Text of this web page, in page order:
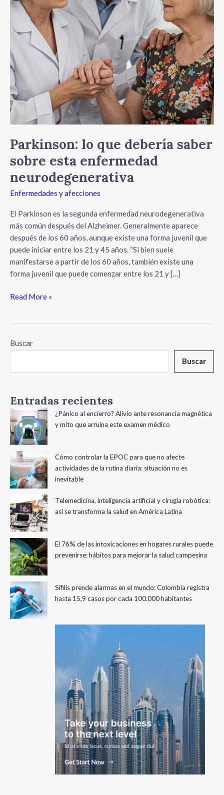
Parkinson: lo que debería saber
sobre esta enfermedad
neurodegenerativa
Enfermedades y afecciones
El Parkinson es la segunda enfermedad neurodegenerativa
más común después del Alzheimer. Generalmente aparece
después de los 60 años, aunque existe una forma juvenil que
puede iniciar entre los 21 y 45 años. “Si bien suele
manifestarse a partir de los 60 años, también existe una
forma juvenil que puede comenzar entre los 21 y […]
enfermedad
neurodegenerativa
Read More »
Buscar
Buscar
Entradas recientes
¿Pánico al encierro? Alivio ante resonancia magnética
y mito que arruina este examen médico
Cómo controlar la EPOC para que no afecte
actividades de la rutina diaria: situación no es
inevitable
Telemedicina, inteligencia artificial y cirugía robótica:
así se transforma la salud en América Latina
El 76% de las intoxicaciones en hogares rurales puede
prevenirse: hábitos para mejorar la salud campesina
Sífilis prende alarmas en el mundo: Colombia registra
hasta 15,9 casos por cada 100.000 habitantes